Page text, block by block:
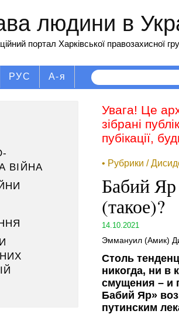
людини в
портал Харківської правозахисної
РУС А-я
ВІЙНА
Увага! Це
зібрані
пубікації,
• Рубрики /
Бабий Яр
(такое)?
14.10.2021
Эммануил (Амик)
Столь
никогда, ни в
смущения – и
Бабий Яр»
путинским